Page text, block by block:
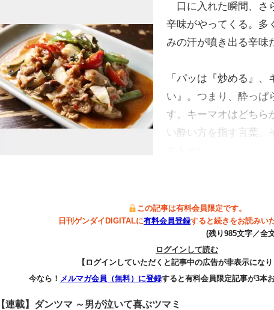
口に入れた瞬間、さ
辛味がやってくる。多
みの汗が噴き出る辛味
「パッは『炒める』
い』。つまり、酔っぱ
す。キーマオはどちら
い酔い方を指す言葉。
この記事は有料会員限定です。
日刊ゲンダイDIGITALに有料会員登録すると続きをお読みい
(残り985文字／全
ログインして読む
【ログインしていただくと記事中の広告が非表示になり
今なら！ メルマガ会員（無料）に登録すると有料会員限定記事が3本
【連載】ダンツマ ～男が泣いて喜ぶツマミ